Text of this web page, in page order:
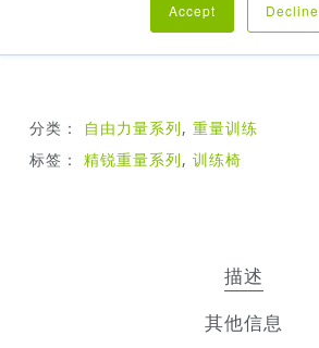
Accept Decline
分类： 自由力量系列, 重量训练
标签： 精锐重量系列, 训练椅
描述
其他信息